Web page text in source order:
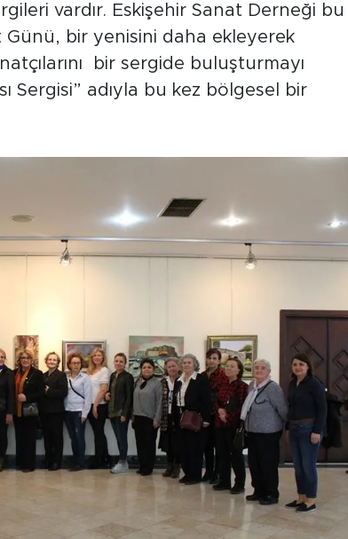
vardır. Eskişehir Sanat Derneği bu
bir yenisini daha ekleyerek
bir sergide buluşturmayı
Sergisi” adıyla bu kez bölgesel bir